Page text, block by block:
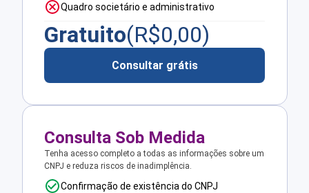
Quadro societário e administrativo
Gratuito(R$0,00)
Consultar grátis
Consulta Sob Medida
Tenha acesso completo a todas as informações sobre um
CNPJ e reduza riscos de inadimplência.
Confirmação de existência do CNPJ